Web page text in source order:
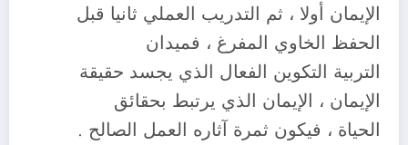
الإيمان أولا ، ثم التدريب العملي ثانيا قبل
الحفظ الخاوي المفرغ ، فميدان
التربية التكوين الفعال الذي يجسد حقيقة
الإيمان ، الإيمان الذي يرتبط بحقائق
الحياة ، فيكون ثمرة آثاره العمل الصالح .